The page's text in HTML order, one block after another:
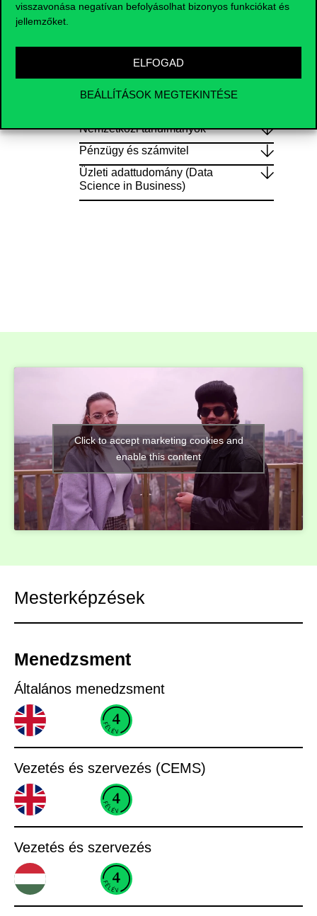
visszavonása negatívan befolyásolhat bizonyos funkciókat és
jellemzőket.
ELFOGAD
BEÁLLÍTÁSOK MEGTEKINTÉSE
Gazdaság- és pénzügy-
Gazdaságinformatikus
Nemzetközi tanulmányok
Pénzügy és számvitel
Üzleti adattudomány (Data
Science in Business)
Click to accept marketing cookies and
enable this content
Mesterképzések
Menedzsment
Általános menedzsment
Vezetés és szervezés (CEMS)
Vezetés és szervezés